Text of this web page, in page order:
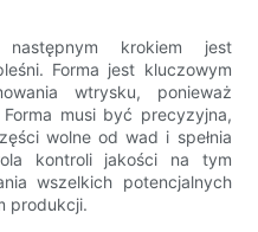
krokiem jest
Forma jest kluczowym
wtrysku, ponieważ
musi być precyzyjna,
wolne od wad i spełnia
kontroli jakości na tym
wszelkich potencjalnych
produkcji.